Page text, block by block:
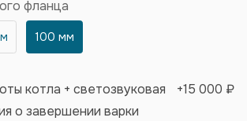
фланца
100 мм
котла + светозвуковая
о завершении варки
+15 000 ₽